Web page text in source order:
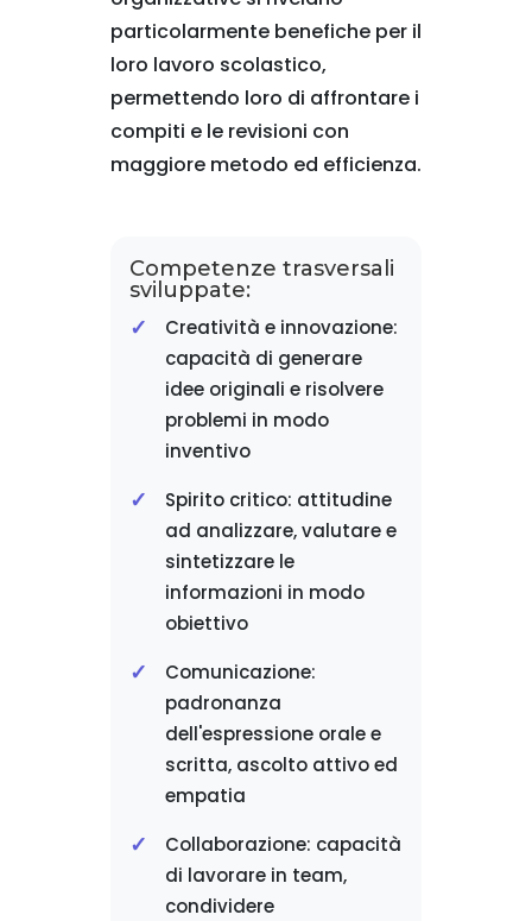
particolarmente benefiche per il
loro lavoro scolastico,
permettendo loro di affrontare i
compiti e le revisioni con
maggiore metodo ed efficienza.
Competenze trasversali
sviluppate:
Creatività e innovazione:
capacità di generare
idee originali e risolvere
problemi in modo
inventivo
Spirito critico: attitudine
ad analizzare, valutare e
sintetizzare le
informazioni in modo
obiettivo
Comunicazione:
padronanza
dell'espressione orale e
scritta, ascolto attivo ed
empatia
Collaborazione: capacità
di lavorare in team,
condividere